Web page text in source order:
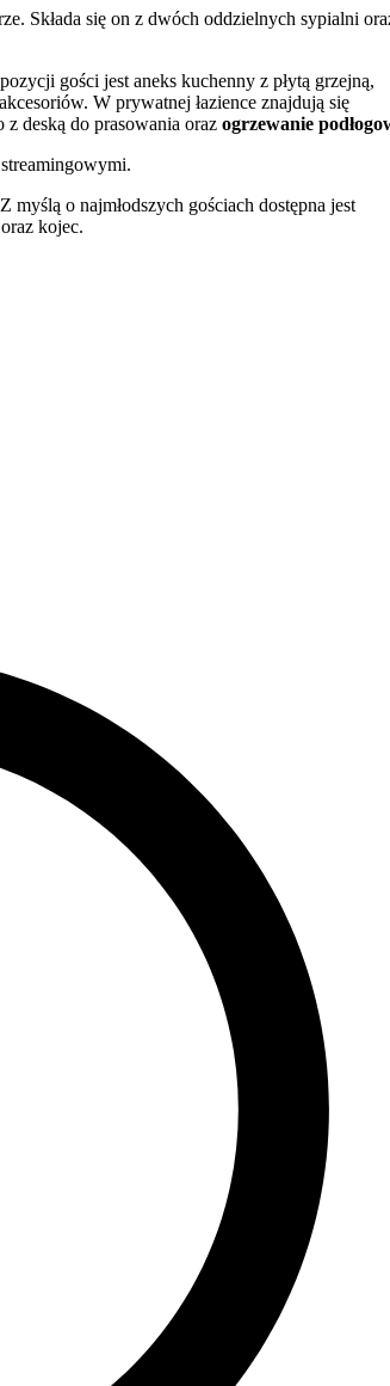
Składa się on z dwóch oddzielnych sypialni
gości jest aneks kuchenny z płytą grzejną,
W prywatnej łazience znajdują się
deską do prasowania oraz ogrzewanie
myślą o najmłodszych gościach dostępna jest
kojec.